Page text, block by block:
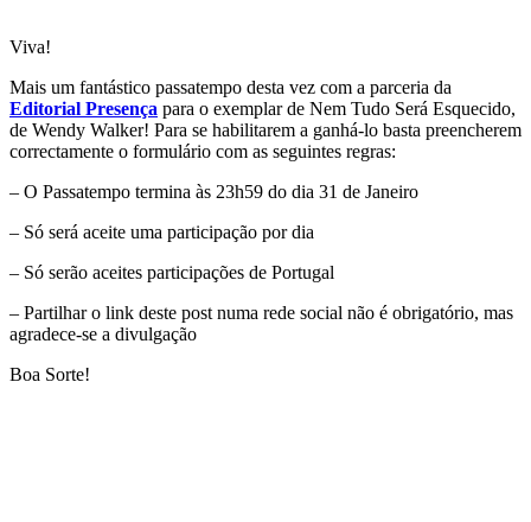
Viva!
Mais um fantástico passatempo desta vez com a parceria da
Editorial Presença para o exemplar de Nem Tudo Será Esquecido,
de Wendy Walker! Para se habilitarem a ganhá-lo basta preencherem
correctamente o formulário com as seguintes regras:
– O Passatempo termina às 23h59 do dia 31 de Janeiro
– Só será aceite uma participação por dia
– Só serão aceites participações de Portugal
– Partilhar o link deste post numa rede social não é obrigatório, mas
agradece-se a divulgação
Boa Sorte!